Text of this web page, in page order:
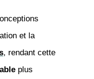
et la
, rendant cette
plus